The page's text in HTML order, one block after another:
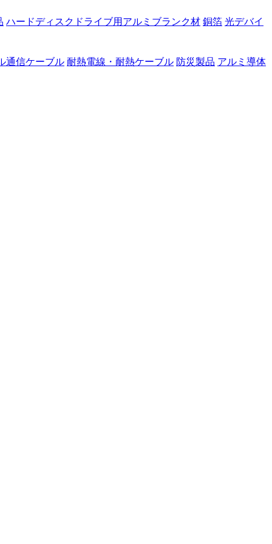
ハードディスクドライブ用アルミブランク材 銅箔 光デバイ
通信ケーブル 耐熱電線・耐熱ケーブル 防災製品 アルミ導体